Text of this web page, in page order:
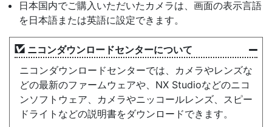
日本国内でご購入いただいたカメラは、画面の表示言語
を日本語または英語に設定できます。
ニコンダウンロードセンターについて
ニコンダウンロードセンターでは、カメラやレンズな
どの最新のファームウェアや、NX Studioなどのニコ
ンソフトウェア、カメラやニッコールレンズ、スピー
ドライトなどの説明書をダウンロードできます。